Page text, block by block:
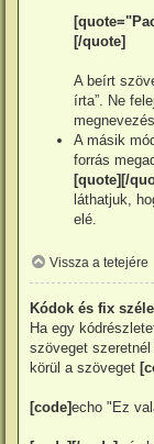
[/quote]
A beírt
írta”. Ne
A másik
forrás
[quote][/
láthatjuk,
elé.
Vissza a tetejére
Kódok és fix
Ha egy
szöveget
körül a szöveget
[code]echo "Ez